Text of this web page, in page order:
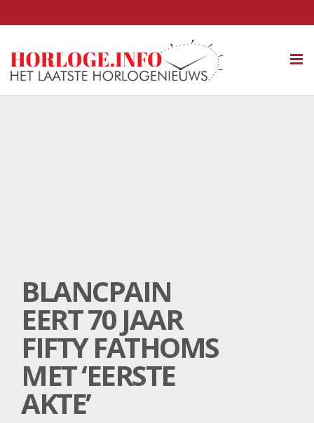
BLANCPAIN
EERT 70 JAAR
FIFTY FATHOMS
MET ‘EERSTE
AKTE’